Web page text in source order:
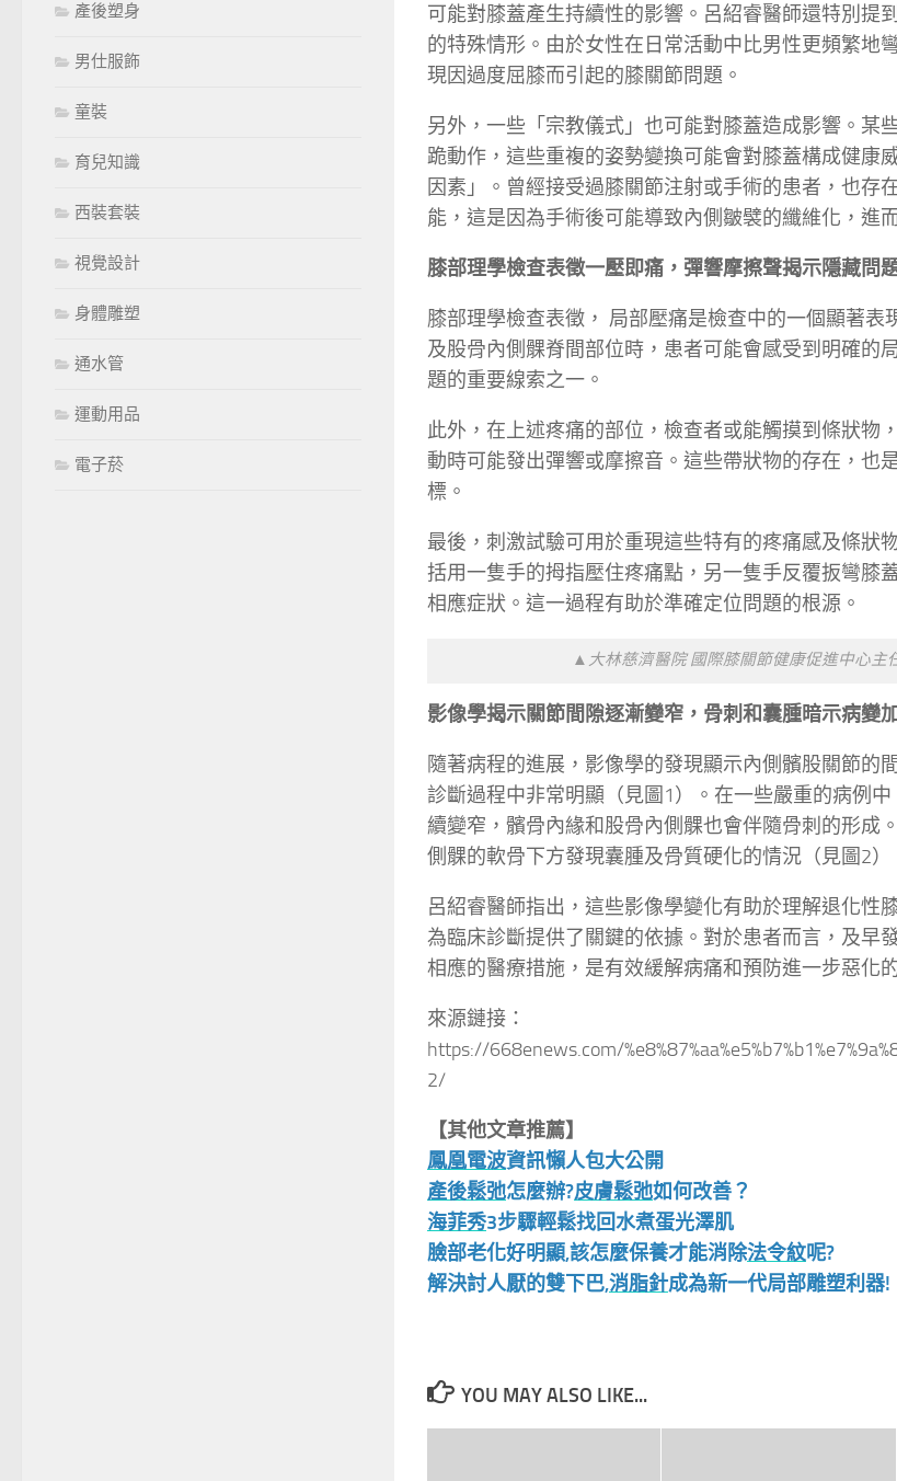
可能對膝蓋產生持續性的影響。呂紹睿醫師還特別提
的特殊情形。由於女性在日常活動中比男性更頻繁地
現因過度屈膝而引起的膝關節問題。
另外，一些「宗教儀式」也可能對膝蓋造成影響。某
跪動作，這些重複的姿勢變換可能會對膝蓋構成健康
因素」。曾經接受過膝關節注射或手術的患者，也存
能，這是因為手術後可能導致內側皺襞的纖維化，進
膝部理學檢查表徵一壓即痛，彈響摩擦聲揭示隱藏問
膝部理學檢查表徵， 局部壓痛是檢查中的一個顯著表
及股骨內側髁脊間部位時，患者可能會感受到明確的
題的重要線索之一。
此外，在上述疼痛的部位，檢查者或能觸摸到條狀物
動時可能發出彈響或摩擦音。這些帶狀物的存在，也
標。
最後，刺激試驗可用於重現這些特有的疼痛感及條狀
括用一隻手的拇指壓住疼痛點，另一隻手反覆扳彎膝
相應症狀。這一過程有助於準確定位問題的根源。
▲大林慈濟醫院 國際膝關節健康促進中心主
影像學揭示關節間隙逐漸變窄，骨刺和囊腫暗示病變
隨著病程的進展，影像學的發現顯示內側髕股關節的
診斷過程中非常明顯（見圖1）。在一些嚴重的病例
續變窄，髕骨內緣和股骨內側髁也會伴隨骨刺的形成
側髁的軟骨下方發現囊腫及骨質硬化的情況（見圖2）
呂紹睿醫師指出，這些影像學變化有助於理解退化性
為臨床診斷提供了關鍵的依據。對於患者而言，及早
相應的醫療措施，是有效緩解病痛和預防進一步惡化
來源鏈接：
https://668enews.com/
2/
【其他文章推薦】
鳳凰電波資訊懶人包大公開
產後鬆弛怎麼辦?皮膚鬆弛如何改善？
海菲秀3步驟輕鬆找回水煮蛋光澤肌
臉部老化好明顯,該怎麼保養才能消除法令紋呢?
解決討人厭的雙下巴,消脂針成為新一代局部雕塑利器!
YOU MAY ALSO LIKE...
產後塑身
男仕服飾
童裝
育兒知識
西裝套裝
視覺設計
身體雕塑
通水管
運動用品
電子菸